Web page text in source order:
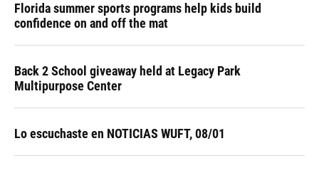
Florida summer sports programs help kids build
confidence on and off the mat
Back 2 School giveaway held at Legacy Park
Multipurpose Center
Lo escuchaste en NOTICIAS WUFT, 08/01